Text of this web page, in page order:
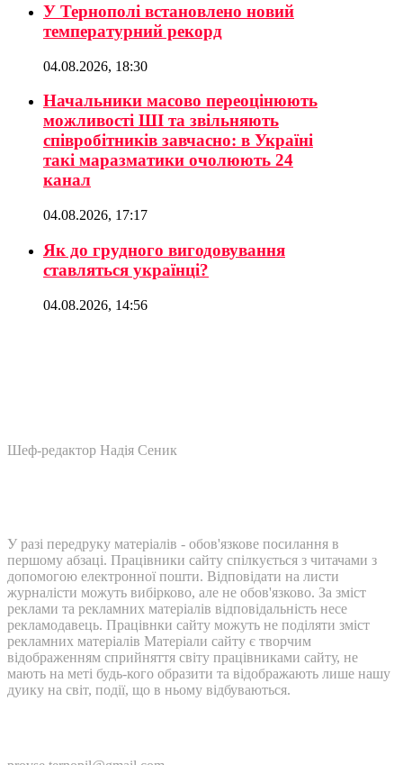
У Тернополі встановлено новий
температурний рекорд
04.08.2026, 18:30
Начальники масово переоцінюють
можливості ШІ та звільняють
співробітників завчасно: в Україні
такі маразматики очолюють 24
канал
04.08.2026, 17:17
Як до грудного вигодовування
ставляться українці?
04.08.2026, 14:56
Шеф-редактор Надія Сеник
У разі передруку матеріалів - обов'язкове посилання в
першому абзаці. Працівники сайту спілкується з читачами з
допомогою електронної пошти. Відповідати на листи
журналісти можуть вибірково, але не обов'язково. За зміст
реклами та рекламних матеріалів відповідальність несе
рекламодавець. Працівнки сайту можуть не поділяти зміст
рекламних матеріалів Матеріали сайту є творчим
відображенням сприйняття світу працівниками сайту, не
мають на меті будь-кого образити та відображають лише нашу
дуику на світ, події, що в ньому відбуваються.